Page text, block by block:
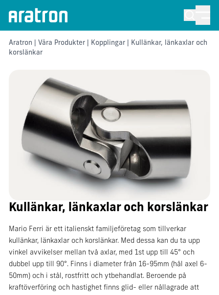
Aratron Våra Produkter| Kopplingar| Kullänkar, länkaxlar och
korslänkar
Kullänkar, länkaxlar och korslänkar
Mario Ferri är ett italienskt familjeföretag som tillverkar
kullänkar, länkaxlar och korslänkar. Med dessa kan du ta upp
vinkel avvikelser mellan två axlar, med 1st upp till 45° och
dubbel upp till 90°. Finns i diameter från 16-95mm (hål axel 6-
50mm) och i stål, rostfritt och ytbehandlat. Beroende på
kraftöverföring och hastighet finns glid- eller nållagrade att